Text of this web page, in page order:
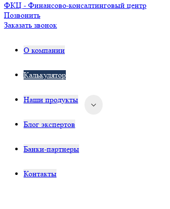
ФКЦ - Финансово-консалтинговый центр
Позвонить
Заказать звонок
О компании
Калькулятор
Наши продукты
Блог экспертов
Банки-партнеры
Контакты